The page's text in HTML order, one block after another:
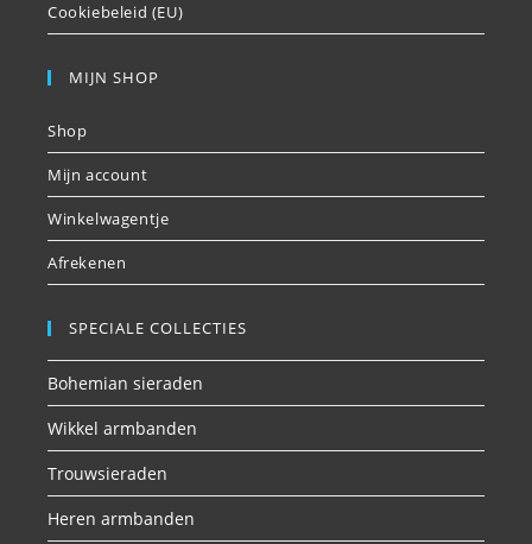
Cookiebeleid (EU)
MIJN SHOP
Shop
Mijn account
Winkelwagentje
Afrekenen
SPECIALE COLLECTIES
Bohemian sieraden
Wikkel armbanden
Trouwsieraden
Heren armbanden